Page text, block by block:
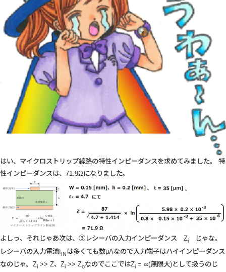
はい、マイクロストリップ線路の特性インピーダンスを求めてみました。 特
性インピーダンスは、71.9Ωになりました。
よしっ、それじゃあ次は、③レシーバの入力インピーダンス Zi
じゃな。
レシーバの入力電流IINは多くても数μAなので入力端子はハイインピーダンス
なのじゃ。Zi >> Z、Zi >> ZoなのでここではZi = ∞(無限大)として扱うのじ